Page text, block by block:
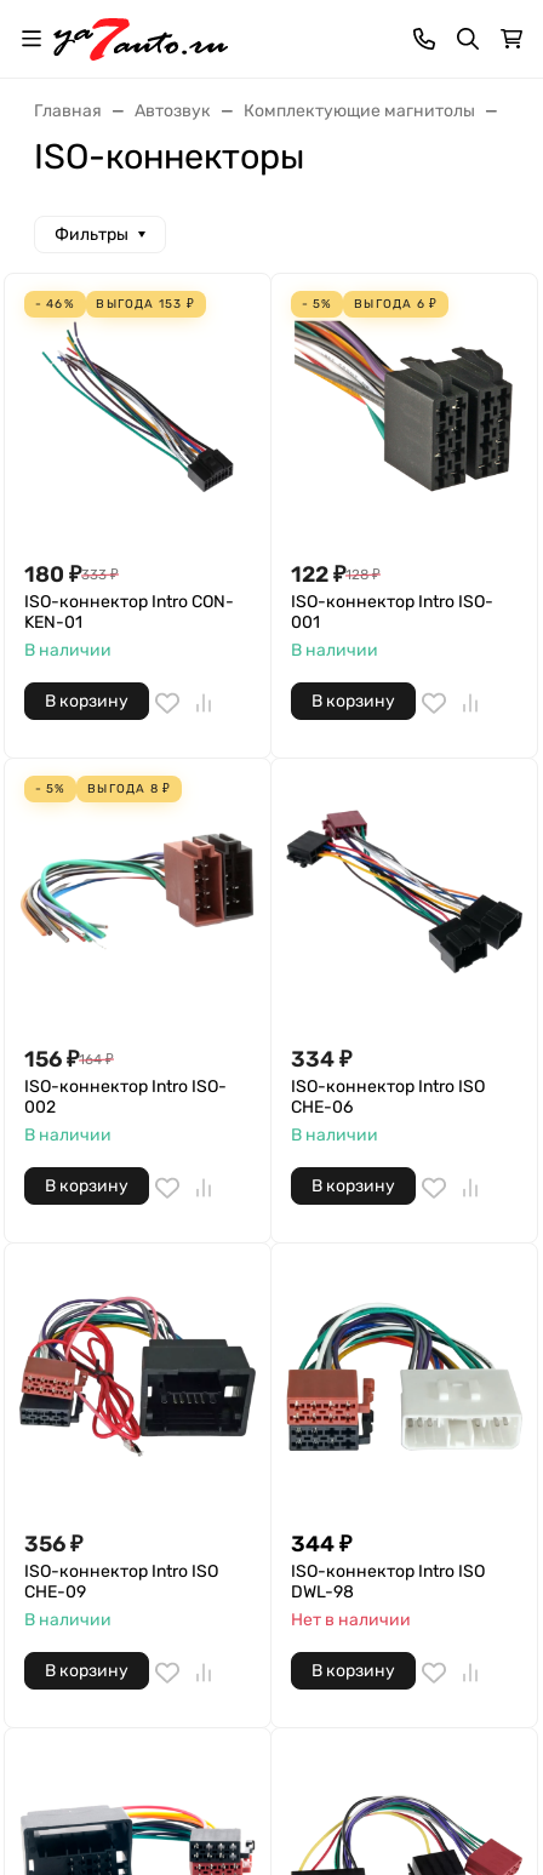
Главная Автозвук Комплектующие магнитолы
ISO-коннекторы
Фильтры
- 46% ВЫГОДА 153 ₽
180 ₽333 ₽
ISO-коннектор Intro CON-
KEN-01
В наличии
В корзину
- 5% ВЫГОДА 6 ₽
122₽128 ₽
ISO-коннектор Intro ISO-
001
В наличии
В корзину
- 5% ВЫГОДА 8 ₽
156₽164 ₽
ISO-коннектор Intro ISO-
002
В наличии
В корзину
334₽
ISO-коннектор Intro ISO
CHE-06
В наличии
В корзину
356₽
ISO-коннектор Intro ISO
CHE-09
В наличии
В корзину
344₽
ISO-коннектор Intro ISO
DWL-98
Нет в наличии
В корзину